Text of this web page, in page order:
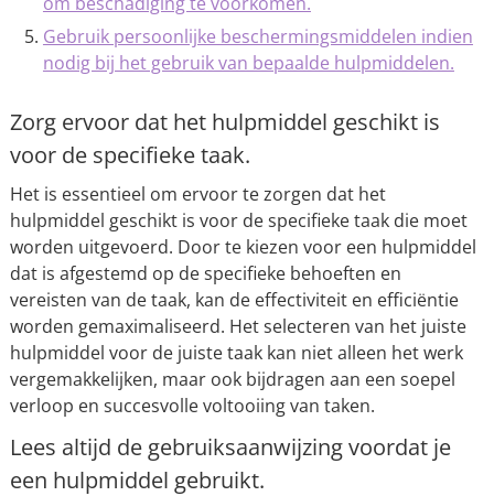
Gebruik persoonlijke beschermingsmiddelen indien
nodig bij het gebruik van bepaalde hulpmiddelen.
Zorg ervoor dat het hulpmiddel geschikt is
voor de specifieke taak.
Het is essentieel om ervoor te zorgen dat het
hulpmiddel geschikt is voor de specifieke taak die moet
worden uitgevoerd. Door te kiezen voor een hulpmiddel
dat is afgestemd op de specifieke behoeften en
vereisten van de taak, kan de effectiviteit en efficiëntie
worden gemaximaliseerd. Het selecteren van het juiste
hulpmiddel voor de juiste taak kan niet alleen het werk
vergemakkelijken, maar ook bijdragen aan een soepel
verloop en succesvolle voltooiing van taken.
Lees altijd de gebruiksaanwijzing voordat je
een hulpmiddel gebruikt.